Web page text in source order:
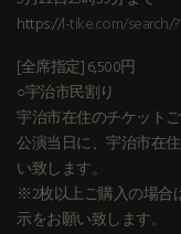
https://l-tike.com/search/
[全席指定] 6,500円
○宇治市民割り
宇治市在住のチケット
公演当日に、宇治市在
い致します。
※2枚以上ご購入の場合
示をお願い致します。